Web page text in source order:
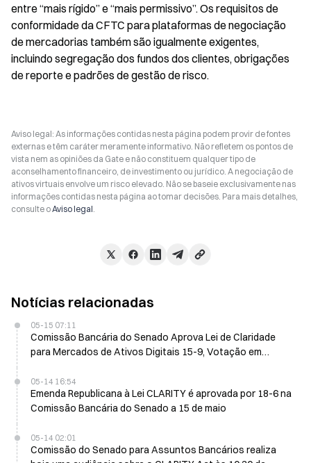
entre “mais rígido” e “mais permissivo”. Os requisitos de
conformidade da CFTC para plataformas de negociação
de mercadorias também são igualmente exigentes,
incluindo segregação dos fundos dos clientes, obrigações
de reporte e padrões de gestão de risco.
Aviso legal: As informações contidas nesta página podem provir de fontes
externas e têm caráter meramente informativo. Não refletem os pontos de
vista nem as opiniões da Gate e não constituem qualquer tipo de
aconselhamento financeiro, de investimento ou jurídico. A negociação de
ativos virtuais envolve um risco elevado. Não se baseie exclusivamente nas
informações contidas nesta página ao tomar decisões. Para mais detalhes,
consulte oAviso legal
Notícias relacionadas
05-15 07:11
Comissão Bancária do Senado Aprova Lei de Claridade
para Mercados de Ativos Digitais 15-9, Votação em
05-14 16:54
Emenda Republicana à Lei CLARITY é aprovada por 18-6 na
Comissão Bancária do Senado a 15 de maio
05-14 02:01
Comissão do Senado para Assuntos Bancários realiza